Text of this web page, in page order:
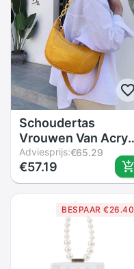
Schoudertas
Vrouwen Van Acryl
Keten Handtas
Vrouwen
Handtassen
Portemonnees En
Handtassen
Adviesprijs:€65.29
€57.19
BESPAAR €26.40